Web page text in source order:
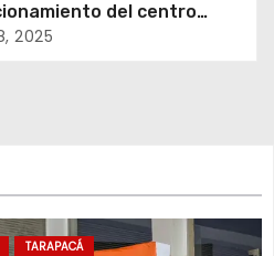
del centro
Tantakuy
2025
TARAPACÁ